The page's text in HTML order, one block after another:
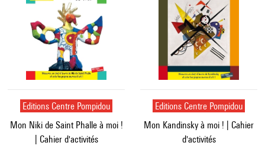
Editions Centre Pompidou
Mon Niki de Saint Phalle à moi !
| Cahier d'activités
Editions Centre Pompidou
Mon Kandinsky à moi ! | Cahier
d'activités